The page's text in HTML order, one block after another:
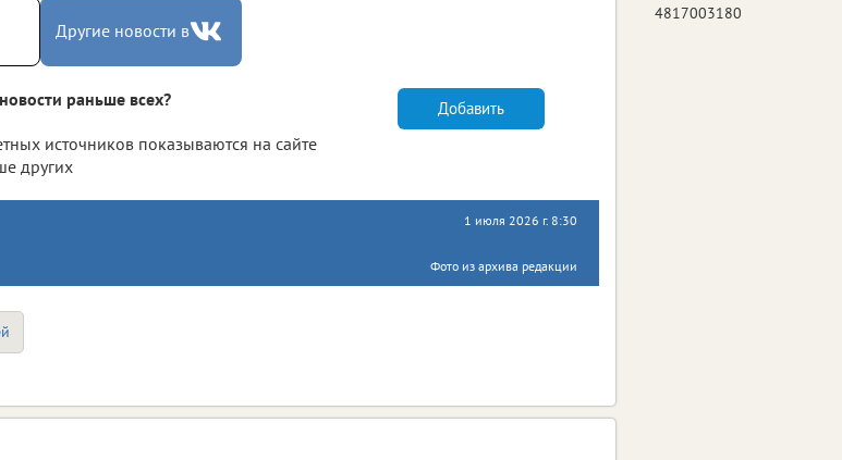
Другие новости в
раньше всех?
источников показываются на сайте
других
Добавить
1 июля 2026 г. 8:30
Фото из архива редакции
4817003180